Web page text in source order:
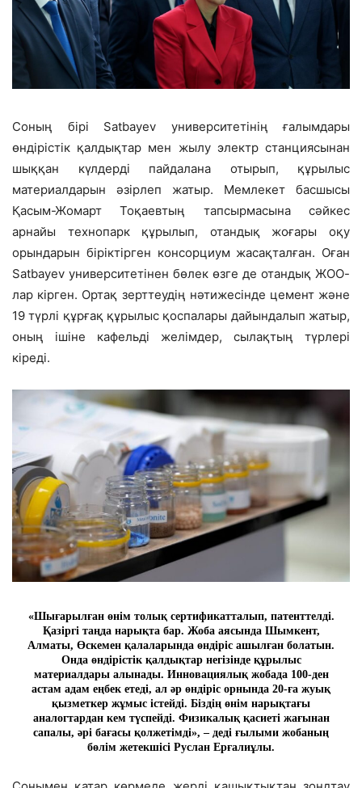
Соның бірі Satbayev университетінің ғалымдары
өндірістік қалдықтар мен жылу электр станциясынан
шыққан күлдерді пайдалана отырып, құрылыс
материалдарын әзірлеп жатыр. Мемлекет басшысы
Қасым-Жомарт Тоқаевтың тапсырмасына сәйкес
арнайы технопарк құрылып, отандық жоғары оқу
орындарын біріктірген консорциум жасақталған. Оған
Satbayev университетінен бөлек өзге де отандық ЖОО-
лар кірген. Ортақ зерттеудің нәтижесінде цемент және
19 түрлі құрғақ құрылыс қоспалары дайындалып жатыр,
оның ішіне кафельді желімдер, сылақтың түрлері
кіреді.
«Шығарылған өнім толық сертификатталып, патенттелді.
Қазіргі таңда нарықта бар. Жоба аясында Шымкент,
Алматы, Өскемен қалаларында өндіріс ашылған болатын.
Онда өндірістік қалдықтар негізінде құрылыс
материалдары алынады. Инновациялық жобада 100-ден
астам адам еңбек етеді, ал әр өндіріс орнында 20-ға жуық
қызметкер жұмыс істейді. Біздің өнім нарықтағы
аналогтардан кем түспейді. Физикалық қасиеті жағынан
сапалы, әрі бағасы қолжетімді», – деді ғылыми жобаның
бөлім жетекшісі Руслан Ерғалиұлы.